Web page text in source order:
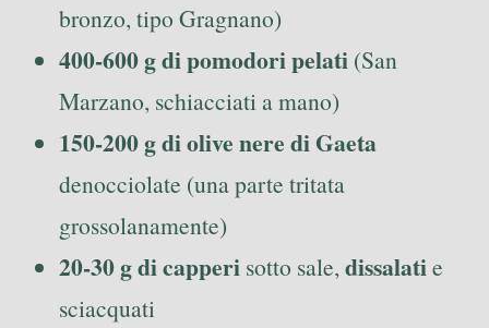
bronzo, tipo Gragnano)
400-600 g di pomodori pelati (San
Marzano, schiacciati a mano)
150-200 g di olive nere di Gaeta
denocciolate (una parte tritata
grossolanamente)
20-30 g di capperi sotto sale, dissalatie
sciacquati